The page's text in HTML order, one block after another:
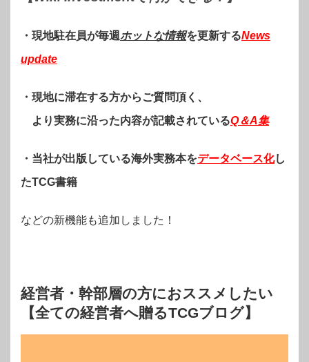
・現地駐在員が毎週ホットな情報を更新するNews
update
・現地に滞在する方からご質問頂く、
より実務に沿った内容が記載されているQ＆A集
・当社が出版している海外実務本をデータベース化し
たTCG書籍
などの新機能も追加しました！
経営者・幹部層の方におススメしたい
【全ての経営者へ贈るTCGブログ】